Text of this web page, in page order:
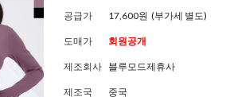
공급가 17,600원 (부가세 별도)
도매가 회원공개
제조회사 블루모드제휴사
제조국 중국